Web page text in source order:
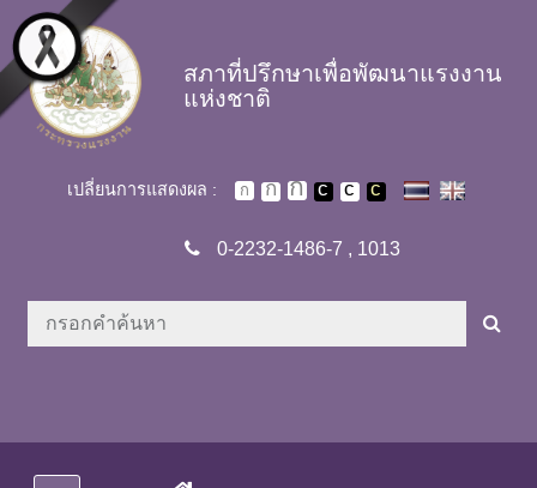
Skip to main content
สภาที่ปรึกษาเพื่อพัฒนาแรงงาน
แห่งชาติ
เปลี่ยนการแสดงผล :
0-2232-1486-7 , 1013